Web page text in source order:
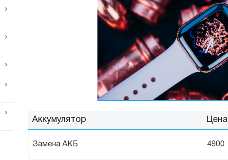
Аккумулятор Цена
Замена АКБ 4900